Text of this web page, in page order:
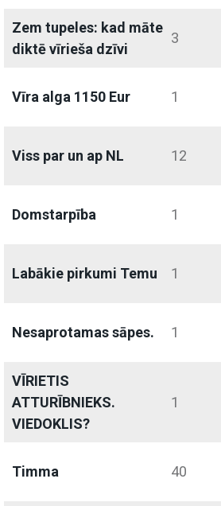
Zem tupeles: kad māte
diktē vīrieša dzīvi
3
Vīra alga 1150 Eur 1
Viss par un ap NL 12
Domstarpība 1
Labākie pirkumi Temu 1
Nesaprotamas sāpes. 1
VĪRIETIS
ATTURĪBNIEKS.
VIEDOKLIS?
1
Timma 40